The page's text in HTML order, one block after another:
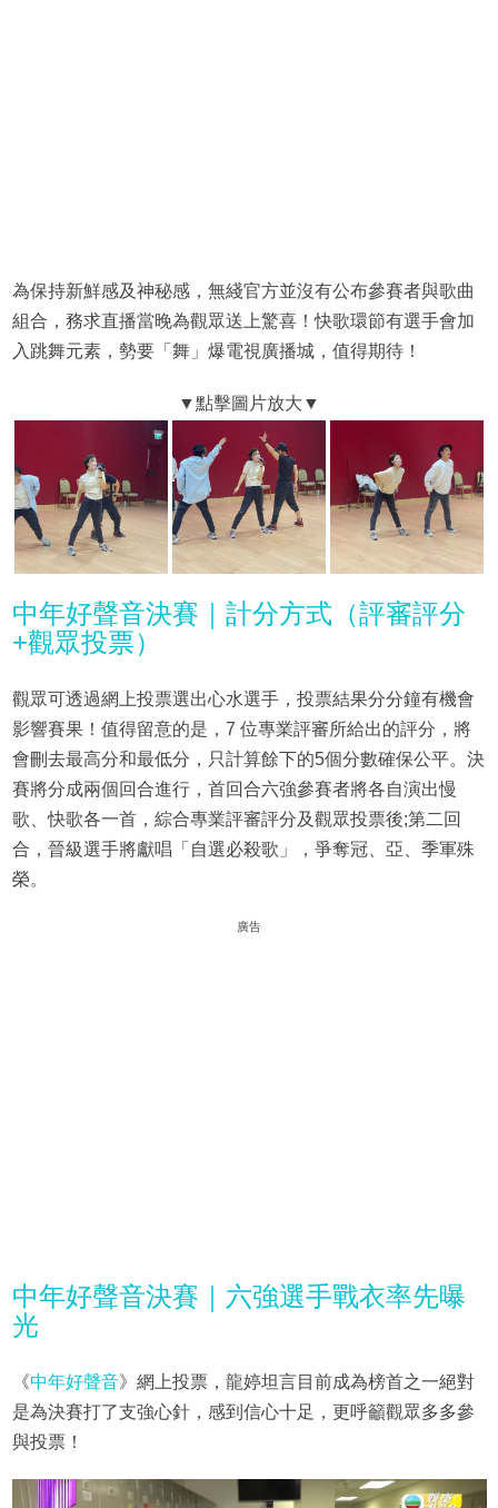
為保持新鮮感及神秘感，無綫官方並沒有公布參賽者與歌曲
組合，務求直播當晚為觀眾送上驚喜！快歌環節有選手會加
入跳舞元素，勢要「舞」爆電視廣播城，值得期待！
中年好聲音決賽｜計分方式（評審評分
+觀眾投票）
觀眾可透過網上投票選出心水選手，投票結果分分鐘有機會
影響賽果！值得留意的是，7 位專業評審所給出的評分，將
會刪去最高分和最低分，只計算餘下的5個分數確保公平。決
賽將分成兩個回合進行，首回合六強參賽者將各自演出慢
歌、快歌各一首，綜合專業評審評分及觀眾投票後;第二回
合，晉級選手將獻唱「自選必殺歌」，爭奪冠、亞、季軍殊
榮。
廣告
中年好聲音決賽｜六強選手戰衣率先曝
光
《中年好聲音》網上投票，龍婷坦言目前成為榜首之一絕對
是為決賽打了支強心針，感到信心十足，更呼籲觀眾多多參
與投票！